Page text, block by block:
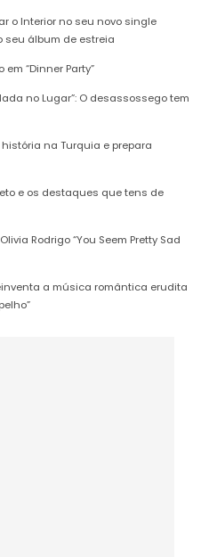
o Interior no seu novo single
seu álbum de estreia
“Dinner Party”
no Lugar”: O desassossego tem
história na Turquia e prepara
e os destaques que tens de
Rodrigo “You Seem Pretty Sad
a música romântica erudita